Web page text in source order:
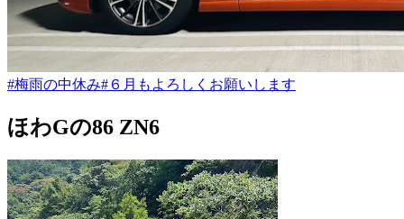
#梅雨の中休み#６月もよろしくお願いします
ほわGの86 ZN6